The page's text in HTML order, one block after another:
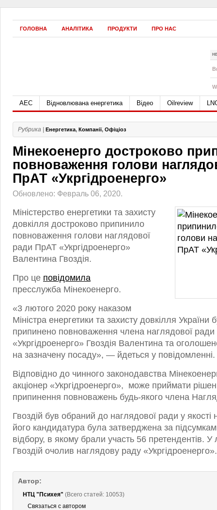
ГОЛОВНА АНАЛІТИКА ПРОДУКТИ ПРО НАС
АЕС Відновлювана енергетика Відео Oilreview
Рубрика | Енергетика, Компанії, Офіціоз
Мінекоенерго достроково
повноваження голови
ПрАТ «Укргідроенерго»
Обновлено: Февраль 06, 2020.
Міністерство енергетики та захисту
довкілля достроково припинило
повноваження голови наглядової
ради ПрАТ «Укргідроенерго»
Валентина Гвоздія.
Про це повідомила
пресслужба Мінекоенерго.
«3 лютого 2020 року наказом
Міністра енергетики та захисту довкілля України
припинено повноваження члена наглядової
«Укргідроенерго» Гвоздія Валентина та
на зазначену посаду», — йдеться у повідомленні.
Відповідно до чинного законодавства
акціонер «Укргідроенерго», може приймати
припинення повноважень будь-якого члена
Гвоздій був обраний до наглядової ради у
його кандидатура була затверджена за
відбору, в якому брали участь 56 претендентів. У
Гвоздій очолив наглядову раду «Укргідроенерго».
Автор:
НТЦ "Психея" (Всего статей: 10053)
Связаться с автором